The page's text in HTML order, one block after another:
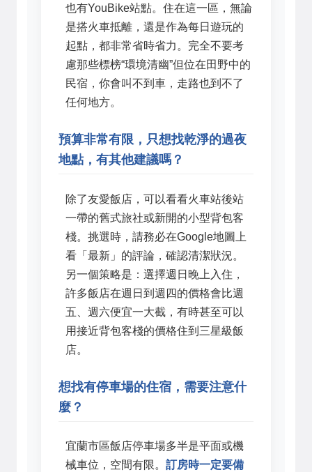
也有YouBike站點。住在這一區，無論
是搭火車抵離，還是作為每日遊玩的
起點，都非常省時省力。完全不要考
慮那些標榜“環境清幽”但位在田野中的
民宿，你會叫不到車，走路也到不了
任何地方。
預算非常有限，只想找乾淨的過夜
地點，有其他建議嗎？
除了友愛飯店，可以看看火車站後站
一帶的舊式旅社或新開的小型背包客
棧。挑選時，請務必在Google地圖上
看「最新」的評論，確認清潔狀況。
另一個策略是：選擇週日晚上入住，
許多飯店在週日到週四的價格會比週
五、週六便宜一大截，有時甚至可以
用接近背包客棧的價格住到三星級飯
店。
想找有停車場的住宿，需要注意什
麼？
宜蘭市區飯店停車場多半是平面或機
械車位，空間有限。 訂房時一定要備